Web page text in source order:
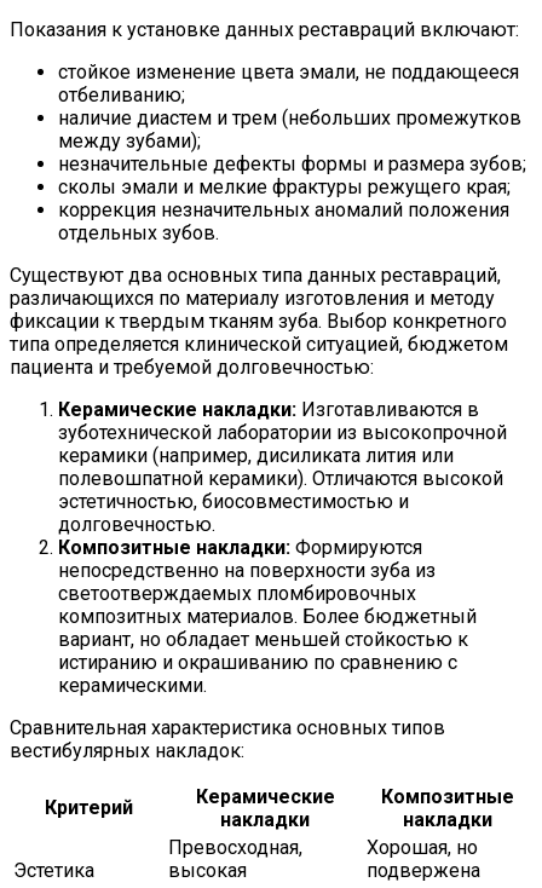
Показания к установке данных реставраций включают:
стойкое изменение цвета эмали, не поддающееся
отбеливанию;
наличие диастем и трем (небольших промежутков
между зубами);
незначительные дефекты формы и размера зубов;
сколы эмали и мелкие фрактуры режущего края;
коррекция незначительных аномалий положения
отдельных зубов.
Существуют два основных типа данных реставраций,
различающихся по материалу изготовления и методу
фиксации к твердым тканям зуба. Выбор конкретного
типа определяется клинической ситуацией, бюджетом
пациента и требуемой долговечностью:
Керамические накладки: Изготавливаются в
зуботехнической лаборатории из высокопрочной
керамики (например, дисиликата лития или
полевошпатной керамики). Отличаются высокой
эстетичностью, биосовместимостью и
долговечностью.
Композитные накладки: Формируются
непосредственно на поверхности зуба из
светоотверждаемых пломбировочных
композитных материалов. Более бюджетный
вариант, но обладает меньшей стойкостью к
истиранию и окрашиванию по сравнению с
керамическими.
Сравнительная характеристика основных типов
вестибулярных накладок:
Критерий
Керамические
накладки
Композитные
накладки
Эстетика
Превосходная,
высокая
Хорошая, но
подвержена